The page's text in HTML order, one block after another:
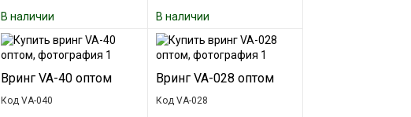
В наличии В наличии
Вринг VA-40 оптом
Код VA-040
Вринг VA-028 оптом
Код VA-028